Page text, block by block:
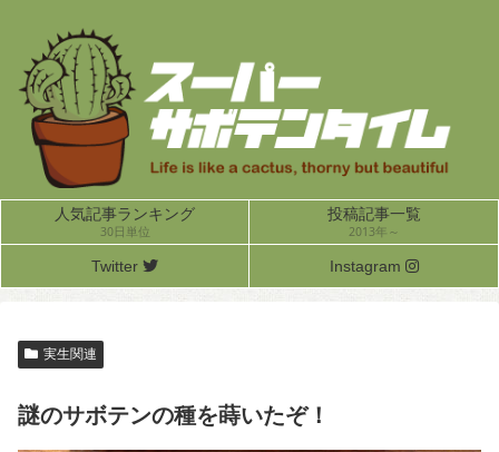
人気記事ランキング
30日単位
投稿記事一覧
2013年～
Twitter Instagram
実生関連
謎のサボテンの種を蒔いたぞ！